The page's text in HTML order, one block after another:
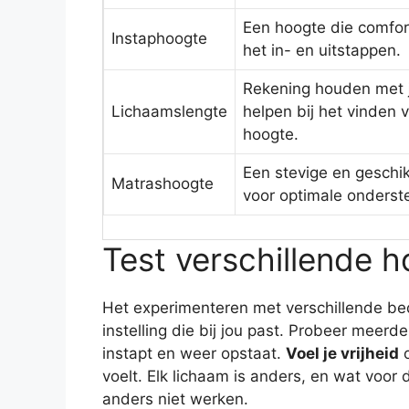
Instaphoogte
Een hoogte die
het in- en uitstappen.
Lichaamslengte
Rekening houden
helpen bij het vinden
hoogte.
Matrashoogte
Een stevige en
voor optimale
Test verschillende
Het experimenteren met verschillende
instelling die bij jou past. Probeer
instapt en weer opstaat. Voel je vrijheid
voelt. Elk lichaam is anders, en wat voor
anders niet werken.